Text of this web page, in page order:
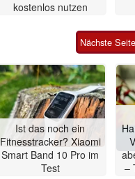
kostenlos nutzen
Nächste
Ist das noch ein
Fitnesstracker? Xiaomi
Smart Band 10 Pro im
Test
–